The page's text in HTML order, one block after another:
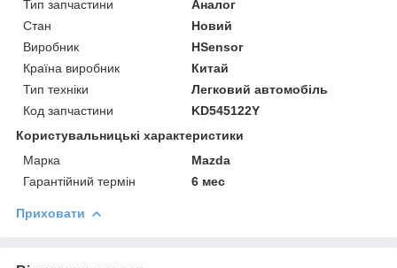
Тип запчастини
Аналог
Стан
Новий
Виробник
HSensor
Країна виробник
Китай
Тип техніки
Легковий автомобіль
Код запчастини
KD545122Y
Користувальницькі характеристики
Марка
Mazda
Гарантійний термін
6 мес
Приховати